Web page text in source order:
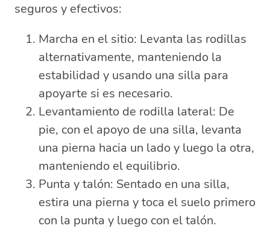
seguros y efectivos:
Marcha en el sitio: Levanta las rodillas
alternativamente, manteniendo la
estabilidad y usando una silla para
apoyarte si es necesario.
Levantamiento de rodilla lateral: De
pie, con el apoyo de una silla, levanta
una pierna hacia un lado y luego la otra,
manteniendo el equilibrio.
Punta y talón: Sentado en una silla,
estira una pierna y toca el suelo primero
con la punta y luego con el talón.